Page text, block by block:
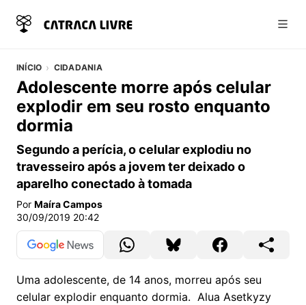
INÍCIO CIDADANIA
Adolescente morre após celular
explodir em seu rosto enquanto
dormia
Segundo a perícia, o celular explodiu no
travesseiro após a jovem ter deixado o
aparelho conectado à tomada
Por Maíra Campos
30/09/2019 20:42
Uma adolescente, de 14 anos, morreu após seu
celular explodir enquanto dormia. Alua Asetkyzy